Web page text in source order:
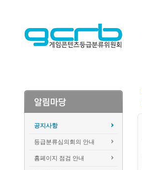
공지사항
등급분류심의회의 안내
홈페이지 점검 안내